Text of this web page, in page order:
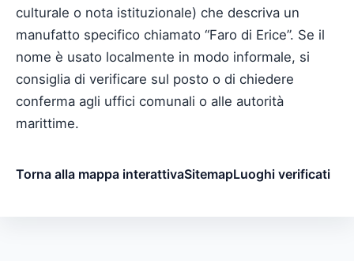
culturale o nota istituzionale) che descriva un
manufatto specifico chiamato “Faro di Erice”. Se il
nome è usato localmente in modo informale, si
consiglia di verificare sul posto o di chiedere
conferma agli uffici comunali o alle autorità
marittime.
Torna alla mappa interattivaSitemapLuoghi verificati